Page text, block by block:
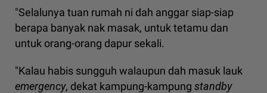
"Selalunya tuan rumah ni dah anggar siap-siap
berapa banyak nak masak, untuk tetamu dan
untuk orang-orang dapur sekali.
"Kalau habis sungguh walaupun dah masuk lauk
emergency, dekat kampung-kampung standby